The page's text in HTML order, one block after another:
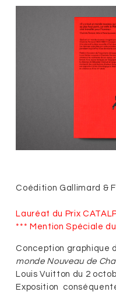
Coédition Gallimard &
Lauréat du Prix
*** Mention Spéciale
Conception graphique
monde Nouveau de
Louis Vuitton du 2
Exposition